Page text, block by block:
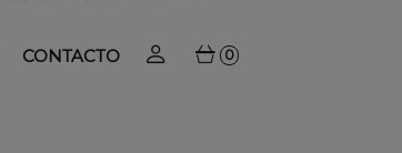
CONTACTO 0